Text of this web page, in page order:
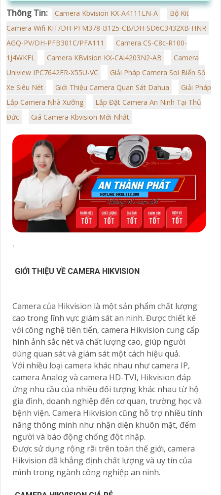
Thông Tin: Camera Kbvision KX-A4111LN-A
Bộ Kit
Camera Wifi KIT/DH-PFM378-B125-CB/DH-SD6C3432XB-HNR-
AGQ-PV/DH-PFB301C/PFA111
Camera CS-C8c-R100-
1J4WKFL
Camera KBvision KX-CAi4203N2-AB
Camera
Uniview IPC7642ER-X55U-VC
Giải Pháp Camera Soi Biển Số
Xe Siêu Nét
Giới Thiệu Camera Quan Sát Dahua
Giải Pháp
Lắp Camera Nhà Xưởng
Lắp Đặt Camera An Ninh Tại Thủ
Đức
Giá Camera Kbvision Mới Nhất
'
GIỚI THIỆU VỀ CAMERA HIKVISION
Camera của Hikvision là một sản phẩm chất lượng
cao trong lĩnh vực giám sát an ninh. Được thiết kế
với công nghệ tiên tiến, camera Hikvision cung cấp
hình ảnh sắc nét và chất lượng cao, giúp người
dùng quan sát và giám sát một cách hiệu quả.
Với nhiều loại camera khác nhau như camera IP,
camera Analog và camera HD-TVI, Hikvision đáp
ứng nhu cầu của nhiều đối tượng khác nhau từ hộ
gia đình, doanh nghiệp đến cơ quan, trường học và
bệnh viện. Camera Hikvision cũng hỗ trợ nhiều tính
năng thông minh như nhận diện khuôn mặt, đếm
người và báo động chống đột nhập.
Được sử dụng rộng rãi trên toàn thế giới, camera
Hikvision đã khẳng định chất lượng và uy tín của
mình trong ngành công nghiệp an ninh.